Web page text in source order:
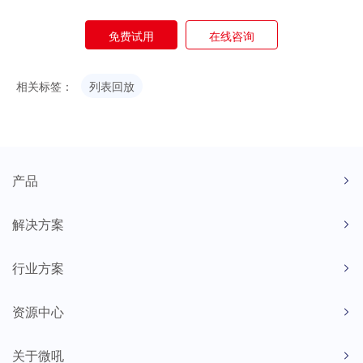
免费试用 在线咨询
相关标签： 列表回放
产品
解决方案
行业方案
资源中心
关于微吼